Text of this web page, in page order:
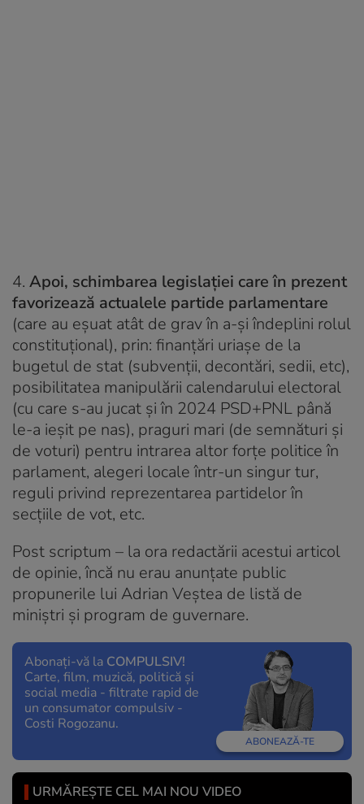
4. Apoi, schimbarea legislației care în prezent
favorizează actualele partide parlamentare
(care au eșuat atât de grav în a-și îndeplini rolul
constituțional), prin: finanțări uriașe de la
bugetul de stat (subvenții, decontări, sedii, etc),
posibilitatea manipulării calendarului electoral
(cu care s-au jucat și în 2024 PSD+PNL până
le-a ieșit pe nas), praguri mari (de semnături și
de voturi) pentru intrarea altor forțe politice în
parlament, alegeri locale într-un singur tur,
reguli privind reprezentarea partidelor în
secțiile de vot, etc.
Post scriptum – la ora redactării acestui articol
de opinie, încă nu erau anunțate public
propunerile lui Adrian Veștea de listă de
miniștri și program de guvernare.
Abonați-vă la COMPULSIV!
Carte, film, muzică, politică și
social media - filtrate rapid de
un consumator compulsiv -
Costi Rogozanu.
ABONEAZĂ-TE
URMĂREȘTE CEL MAI NOU VIDEO